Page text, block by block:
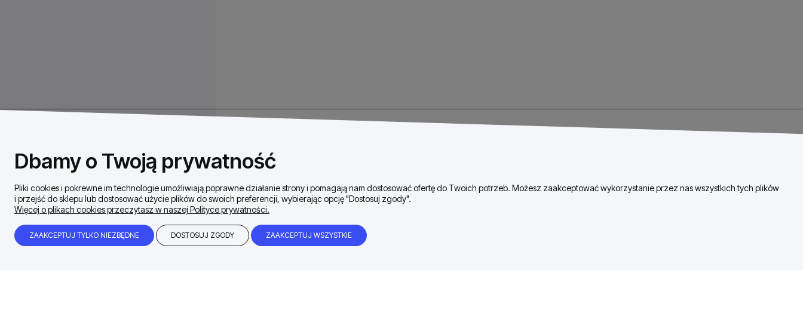
Dbamy o Twoją prywatność
Pliki cookies i pokrewne im technologie umożliwiają poprawne działanie strony i pomagają nam dostosować ofertę do Twoich potrzeb. Możesz zaakceptować wykorzystanie przez nas wszystkich tych plików
i przejść do sklepu lub dostosować użycie plików do swoich preferencji, wybierając opcję "Dostosuj zgody".
Więcej o plikach cookies przeczytasz w naszej Polityce prywatności.
ZAAKCEPTUJ TYLKO NIEZBĘDNE DOSTOSUJ ZGODY ZAAKCEPTUJ WSZYSTKIE